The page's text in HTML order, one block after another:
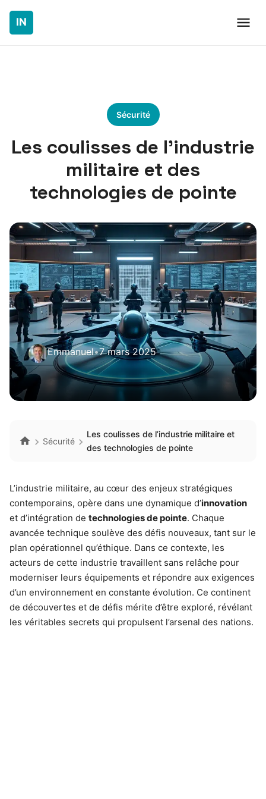
Sécurité
Les coulisses de l’industrie
militaire et des
technologies de pointe
Emmanuel•7 mars 2025
Sécurité
Les coulisses de l’industrie militaire et
des technologies de pointe
L’industrie militaire, au cœur des enjeux stratégiques
contemporains, opère dans une dynamique d’innovation
et d’intégration de technologies de pointe. Chaque
avancée technique soulève des défis nouveaux, tant sur le
plan opérationnel qu’éthique. Dans ce contexte, les
acteurs de cette industrie travaillent sans relâche pour
moderniser leurs équipements et répondre aux exigences
d’un environnement en constante évolution. Ce continent
de découvertes et de défis mérite d’être exploré, révélant
les véritables secrets qui propulsent l’arsenal des nations.